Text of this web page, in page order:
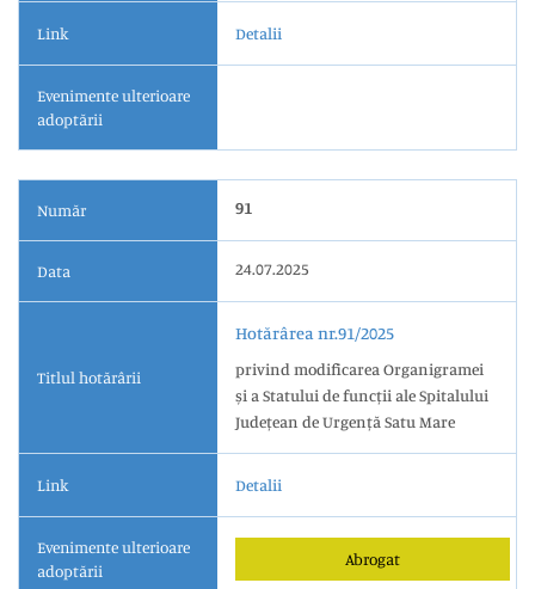
Link Detalii
Evenimente ulterioare
adoptării
Număr 91
Data 24.07.2025
Titlul hotărârii
Hotărârea nr.91/2025
privind modificarea Organigramei
și a Statului de funcții ale Spitalului
Județean de Urgență Satu Mare
Link Detalii
Evenimente ulterioare
adoptării
Abrogat